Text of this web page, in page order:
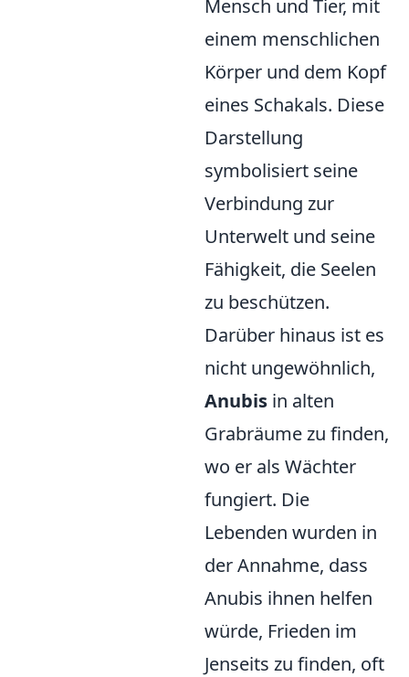
Mensch und Tier, mit
einem menschlichen
Körper und dem Kopf
eines Schakals. Diese
Darstellung
symbolisiert seine
Verbindung zur
Unterwelt und seine
Fähigkeit, die Seelen
zu beschützen.
Darüber hinaus ist es
nicht ungewöhnlich,
Anubis in alten
Grabräume zu finden,
wo er als Wächter
fungiert. Die
Lebenden wurden in
der Annahme, dass
Anubis ihnen helfen
würde, Frieden im
Jenseits zu finden, oft